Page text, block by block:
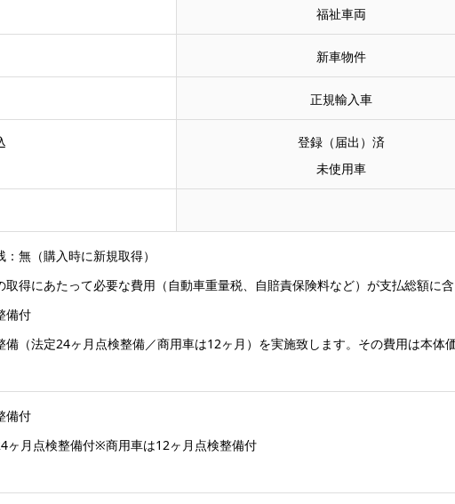
福祉車両
新車物件
正規輸入車
登録（届出）済
未使用車
：無（購入時に新規取得）
取得にあたって必要な費用（自動車重量税、自賠責保険料など）が支払総額に含
備付
備（法定24ヶ月点検整備／商用車は12ヶ月）を実施致します。その費用は本体
備付
ヶ月点検整備付※商用車は12ヶ月点検整備付